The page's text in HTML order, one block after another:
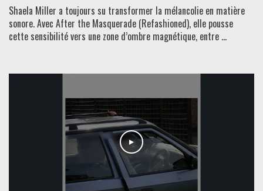
Shaela Miller a toujours su transformer la mélancolie en matière
sonore. Avec After the Masquerade (Refashioned), elle pousse
cette sensibilité vers une zone d’ombre magnétique, entre ...